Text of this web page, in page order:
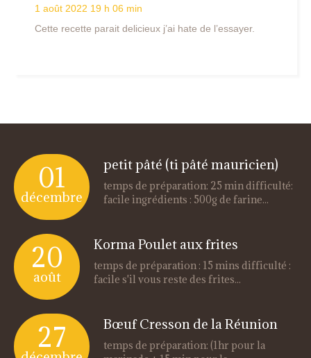
1 août 2022 19 h 06 min
Cette recette parait delicieux j’ai hate de l’essayer.
01
décembre
petit pâté (ti pâté mauricien)
temps de préparation: 25 min difficulté:
facile ingrédients : 500g de farine...
20
août
Korma Poulet aux frites
temps de préparation : 15 mins difficulté :
facile s'il vous reste des frites...
27 Bœuf Cresson de la Réunion
temps de préparation: (1hr pour la